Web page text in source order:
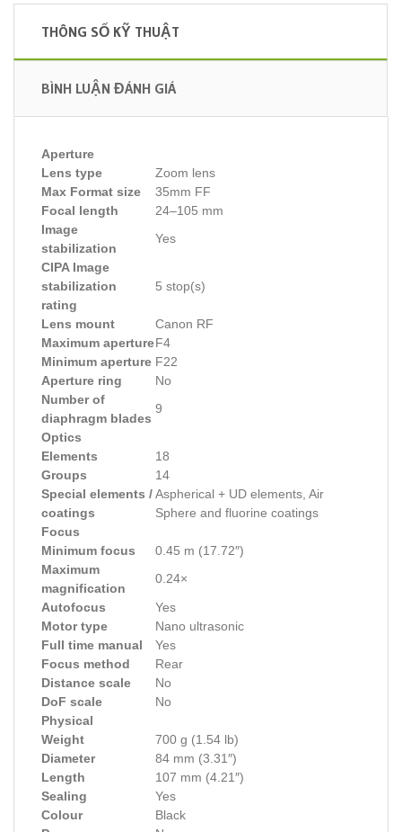
THÔNG SỐ KỸ THUẬT
BÌNH LUẬN ĐÁNH GIÁ
Lens type
Zoom lens
Max Format size
35mm FF
Focal length
24–105 mm
Image
stabilization
Yes
CIPA Image
stabilization
rating
5 stop(s)
Lens mount Canon RF
Aperture
Maximum apertureF4
Minimum aperture F22
Aperture ring
No
Number of
diaphragm blades
9
Optics
Elements
18
Groups
14
Special elements /
coatings
Aspherical + UD elements, Air
Sphere and fluorine coatings
Focus
Minimum focus
0.45 m (17.72″)
Maximum
magnification
0.24×
Autofocus
Yes
Motor type
Nano ultrasonic
Full time manual
Yes
Focus method
Rear
Distance scale
No
DoF scale
No
Physical
Weight
700 g (1.54 lb)
Diameter
84 mm (3.31″)
Length
107 mm (4.21″)
Sealing
Yes
Colour
Black